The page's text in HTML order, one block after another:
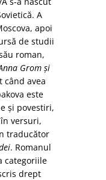
A
apoi
de studii
roman,
Grom și
când avea
este
și povestiri,
versuri,
traducător
. Romanul
categoriile
drept